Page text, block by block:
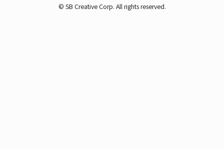
© SB Creative Corp. All rights reserved.